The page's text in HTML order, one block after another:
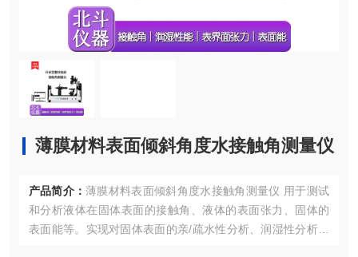
薄膜材料表面倾斜角度水接触角测量仪
产品简介： 薄膜材料表面倾斜角度水接触角测量仪 用于测试
和分析液体在固体表面的接触角、液体的表面张力、固体的
表面能等。实现对固体表面的亲/疏水性分析、润湿性分析、